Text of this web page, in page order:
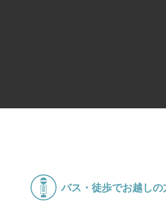
バス・徒歩でお越しの